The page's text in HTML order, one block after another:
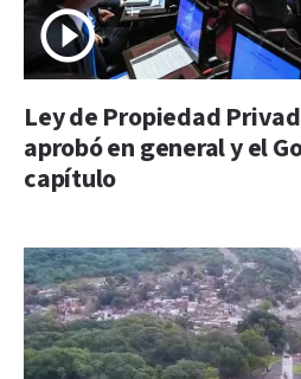
Ley de Propiedad
aprobó en general y el
capítulo